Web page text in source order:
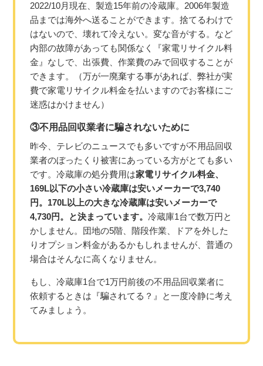
2022/10月現在、製造15年前の冷蔵庫。2006年製造
品までは海外へ送ることができます。捨てるわけで
はないので、壊れて冷えない。変な音がする。など
内部の故障があっても関係なく『家電リサイクル料
金』なしで、出張費、作業費のみで回収することが
できます。（万が一廃棄する事があれば、弊社が実
費で家電リサイクル料金を払いますのでお客様にご
迷惑はかけません）
③不用品回収業者に騙されないために
昨今、テレビのニュースでも多いですが不用品回収
業者のぼったくり被害にあっている方がとても多い
です。冷蔵庫の処分費用は家電リサイクル料金、
169L以下の小さい冷蔵庫は安いメーカーで3,740
円。170L以上の大きな冷蔵庫は安いメーカーで
4,730円。と決まっています。冷蔵庫1台で数万円と
かしません。団地の5階、階段作業、ドアを外した
りオプション料金があるかもしれませんが、普通の
場合はそんなに高くなりません。
もし、冷蔵庫1台で1万円前後の不用品回収業者に
依頼するときは『騙されてる？』と一度冷静に考え
てみましょう。